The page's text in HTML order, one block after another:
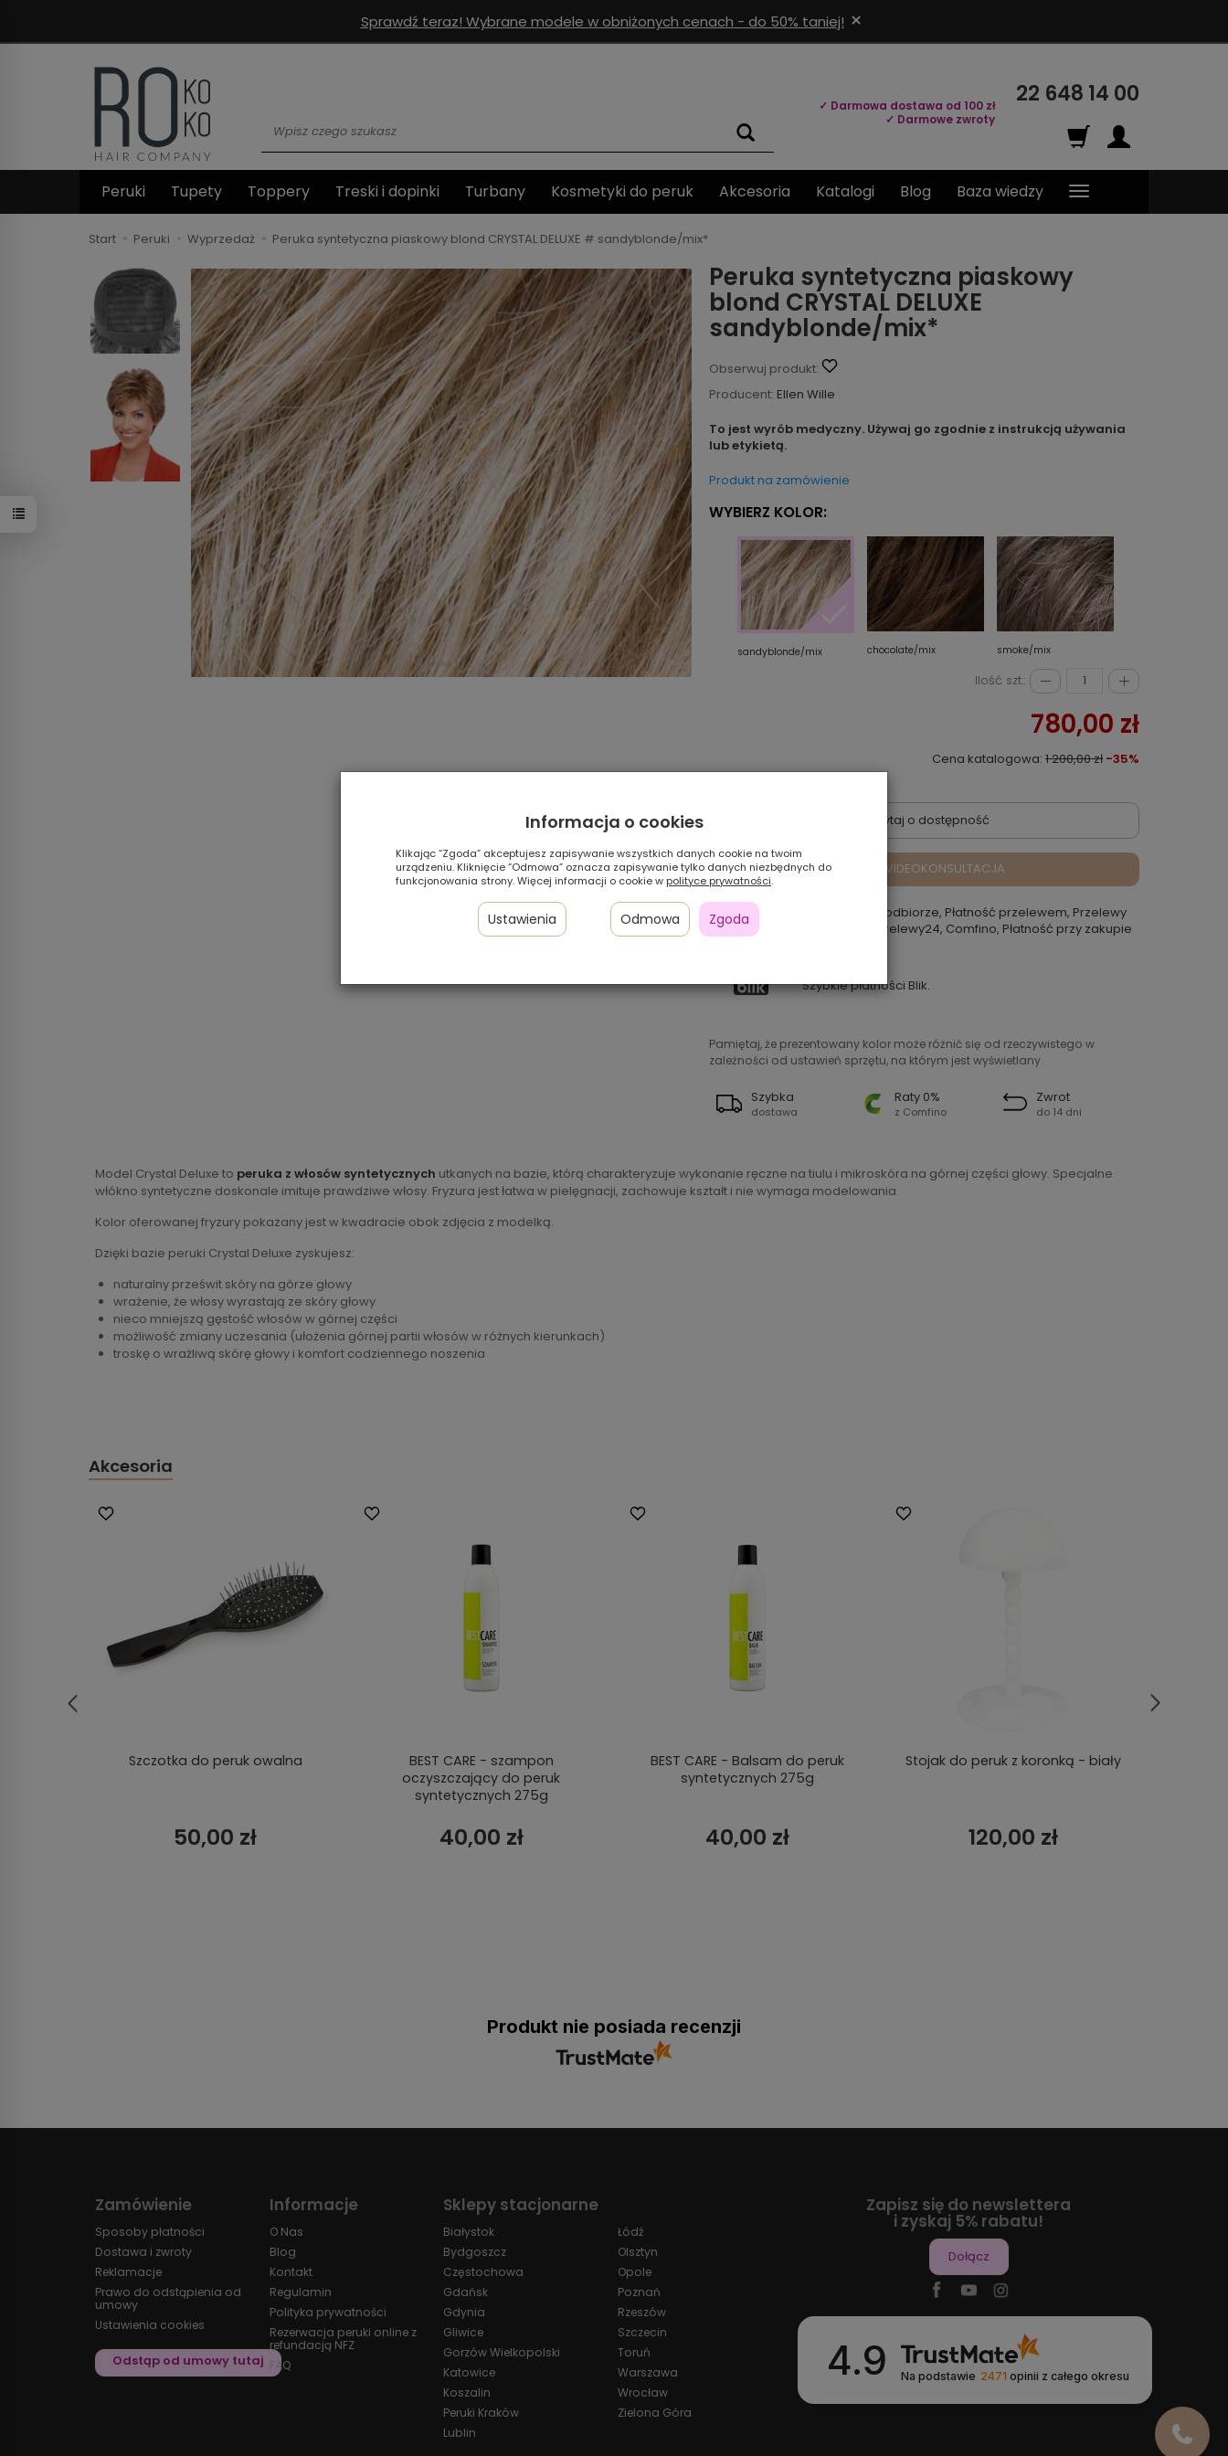
Sprawdź teraz! Wybrane modele w obniżonych cenach - do 50% taniej! ×
✓ Darmowa dostawa od 100 zł
✓ Darmowe zwroty
22 648 14 00
Peruki Tupety Toppery Treski i dopinki Turbany Kosmetyki do peruk Akcesoria Katalogi Blog Baza wiedzy
Start Peruki Wyprzedaż Peruka syntetyczna piaskowy blond CRYSTAL DELUXE # sandyblonde/mix*
Peruka syntetyczna piaskowy
blond CRYSTAL DELUXE
sandyblonde/mix*
Obserwuj produkt:
Producent: Ellen Wille
To jest wyrób medyczny. Używaj go zgodnie z instrukcją używania
lub etykietą.
Produkt na zamówienie
WYBIERZ KOLOR:
sandyblonde/mix chocolate/mix smoke/mix
Ilość szt.:
780,00 zł
Cena katalogowa: 1 200,00 zł -35%
Zapytaj o dostępność
VIDEOKONSULTACJA
Płatność przy odbiorze, Płatność przelewem, Przelewy
24 Rokoko, Przelewy24, Comfino, Płatność przy zakupie
Szybkie płatności Blik.
Pamiętaj, że prezentowany kolor może różnić się od rzeczywistego w
zależności od ustawień sprzętu, na którym jest wyświetlany.
Szybka
dostawa
Raty 0%
z Comfino
Zwrot
do 14 dni
Model Crystal Deluxe to peruka z włosów syntetycznych utkanych na bazie, którą charakteryzuje wykonanie ręczne na tiulu i mikroskóra na górnej części głowy. Specjalne
włókno syntetyczne doskonale imituje prawdziwe włosy. Fryzura jest łatwa w pielęgnacji, zachowuje kształt i nie wymaga modelowania.
Kolor oferowanej fryzury pokazany jest w kwadracie obok zdjęcia z modelką.
Dzięki bazie peruki Crystal Deluxe zyskujesz:
naturalny prześwit skóry na górze głowy
wrażenie, że włosy wyrastają ze skóry głowy
nieco mniejszą gęstość włosów w górnej części
możliwość zmiany uczesania (ułożenia górnej partii włosów w różnych kierunkach)
troskę o wrażliwą skórę głowy i komfort codziennego noszenia
Akcesoria
Szczotka do peruk owalna
50,00 zł
BEST CARE - szampon
oczyszczający do peruk
syntetycznych 275g
40,00 zł
BEST CARE - Balsam do peruk
syntetycznych 275g
40,00 zł
Stojak do peruk z koronką - biały
120,00 zł
Produkt nie posiada recenzji
Zamówienie
Sposoby płatności
Dostawa i zwroty
Reklamacje
Prawo do odstąpienia od
umowy
Ustawienia cookies
Informacje
O Nas
Blog
Kontakt
Regulamin
Polityka prywatności
Rezerwacja peruki online z
refundacją NFZ
FAQ
Sklepy stacjonarne
Białystok
Bydgoszcz
Częstochowa
Gdańsk
Gdynia
Gliwice
Gorzów Wielkopolski
Katowice
Koszalin
Peruki Kraków
Lublin
Łódź
Olsztyn
Opole
Poznań
Rzeszów
Szczecin
Toruń
Warszawa
Wrocław
Zielona Góra
Zapisz się do newslettera
i zyskaj 5% rabatu!
Dołącz
4.9 Na podstawie 2471 opinii z całego okresu
Informacja o cookies
Klikając “Zgoda” akceptujesz zapisywanie wszystkich danych cookie na twoim
urządzeniu. Kliknięcie “Odmowa” oznacza zapisywanie tylko danych niezbędnych do
funkcjonowania strony. Więcej informacji o cookie w polityce prywatności.
Ustawienia Odmowa Zgoda